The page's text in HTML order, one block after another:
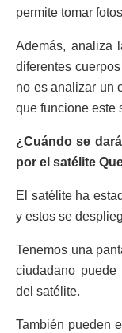
permite tomar
Además, analiza
diferentes
no es analizar un
que funcione este
¿Cuándo se
por el satélite
El satélite ha
y estos se
Tenemos una
ciudadano
del satélite.
También pueden